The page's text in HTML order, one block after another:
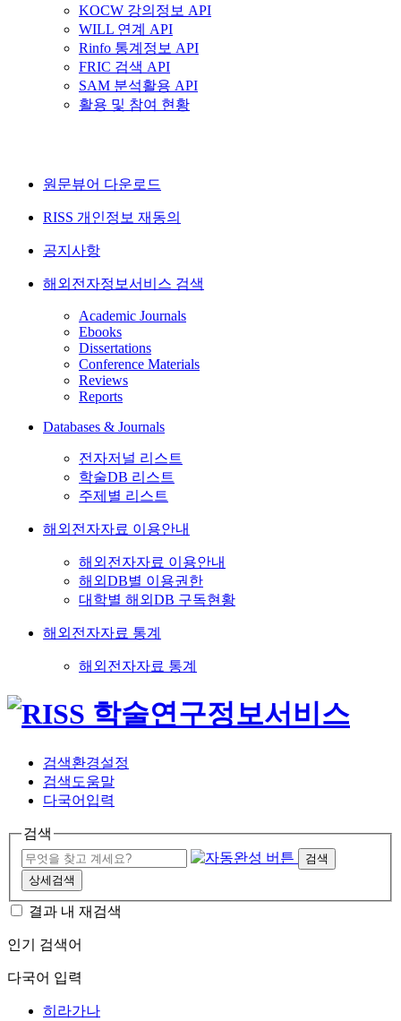
KOCW 강의정보 API
WILL 연계 API
Rinfo 통계정보 API
FRIC 검색 API
SAM 분석활용 API
활용 및 참여 현황
원문뷰어 다운로드
RISS 개인정보 재동의
공지사항
해외전자정보서비스 검색
Academic Journals
Ebooks
Dissertations
Conference Materials
Reviews
Reports
Databases & Journals
전자저널 리스트
학술DB 리스트
주제별 리스트
해외전자자료 이용안내
해외전자자료 이용안내
해외DB별 이용권한
대학별 해외DB 구독현황
해외전자자료 통계
해외전자자료 통계
검색환경설정
검색도움말
다국어입력
검색
검색
상세검색
결과 내 재검색
인기 검색어
다국어 입력
히라가나